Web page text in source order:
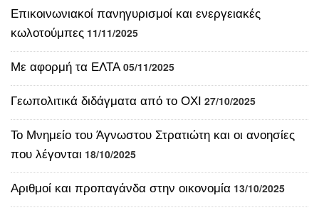
Με αφορμή τα ΕΛΤΑ 05/11/2025
Γεωπολιτικά διδάγματα από το ΟΧΙ
Το Μνημείο του Άγνωστου Στρατιώτη και οι ανοησίες
που λέγονται 18/10/2025
Αριθμοί και προπαγάνδα στην οικονομία
Η Κοβέσι ως Ύπατος Αρμοστής 05/10/2025